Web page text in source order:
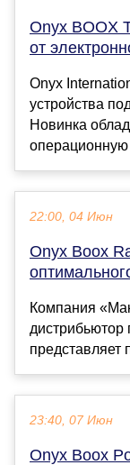
Onyx BOOX
от
Onyx
устройства
Новинка
операционную
22:00, 04 Июн
Onyx Boox
Компания
дистрибьютор
представляет
23:40, 07 Июн
Onyx Boox